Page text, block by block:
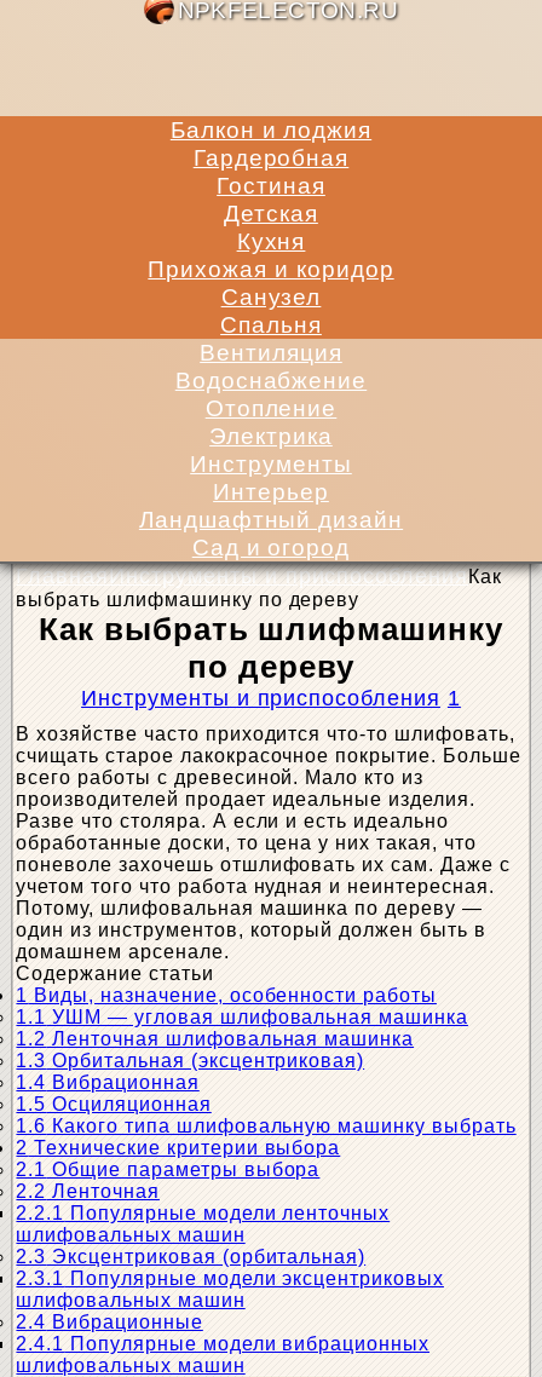
Балкон и лоджия
Гардеробная
Гостиная
Детская
Кухня
Прихожая и коридор
Санузел
Спальня
Вентиляция
Водоснабжение
Отопление
Электрика
Инструменты
Интерьер
Ландшафтный дизайн
Сад и огород
ГлавнаяИнструменты и приспособленияКак
выбрать шлифмашинку по дереву
Как выбрать шлифмашинку
по дереву
Инструменты и приспособления 1
В хозяйстве часто приходится что-то шлифовать,
счищать старое лакокрасочное покрытие. Больше
всего работы с древесиной. Мало кто из
производителей продает идеальные изделия.
Разве что столяра. А если и есть идеально
обработанные доски, то цена у них такая, что
поневоле захочешь отшлифовать их сам. Даже с
учетом того что работа нудная и неинтересная.
Потому, шлифовальная машинка по дереву —
один из инструментов, который должен быть в
домашнем арсенале.
Содержание статьи
1 Виды, назначение, особенности работы
1.1 УШМ — угловая шлифовальная машинка
1.2 Ленточная шлифовальная машинка
1.3 Орбитальная (эксцентриковая)
1.4 Вибрационная
1.5 Осциляционная
1.6 Какого типа шлифовальную машинку выбрать
2 Технические критерии выбора
2.1 Общие параметры выбора
2.2 Ленточная
2.2.1 Популярные модели ленточных
шлифовальных машин
2.3 Эксцентриковая (орбитальная)
2.3.1 Популярные модели эксцентриковых
шлифовальных машин
2.4 Вибрационные
2.4.1 Популярные модели вибрационных
шлифовальных машин